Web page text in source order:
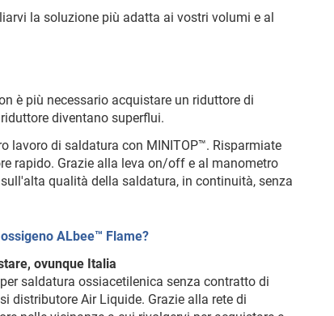
la soluzione più adatta ai vostri volumi e al
è più necessario acquistare un riduttore di
diventano superflui.
lavoro di saldatura con MINITOP™. Risparmiate
rapido. Grazie alla leva on/off e al manometro
qualità della saldatura, in continuità, senza
ALbee™ Flame?
ovunque Italia
saldatura ossiacetilenica senza contratto di
distributore Air Liquide. Grazie alla rete di